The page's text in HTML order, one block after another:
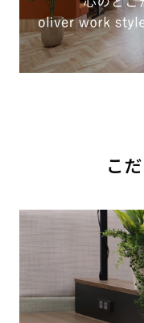
こ